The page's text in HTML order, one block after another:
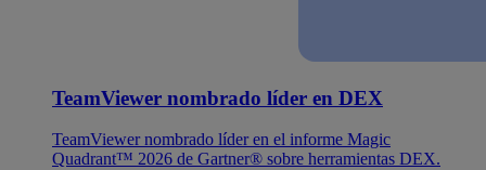
TeamViewer nombrado líder en DEX
TeamViewer nombrado líder en el informe Magic
Quadrant™ 2026 de Gartner® sobre herramientas DEX.